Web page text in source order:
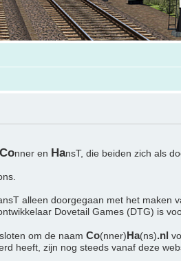
Conner en HansT, die beiden zich als
alleen doorgegaan met het
Dovetail Games (DTG) is
om de naam Co(nner)Ha(ns).nl
heeft, zijn nog steeds vanaf deze